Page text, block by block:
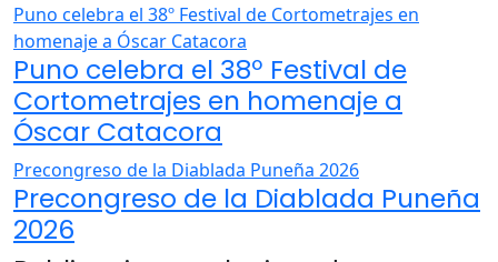
Puno celebra el 38º Festival de Cortometrajes en
homenaje a Óscar Catacora
Puno celebra el 38º Festival de
Cortometrajes en homenaje a
Óscar Catacora
Precongreso de la Diablada Puneña 2026
Precongreso de la Diablada Puneña
2026